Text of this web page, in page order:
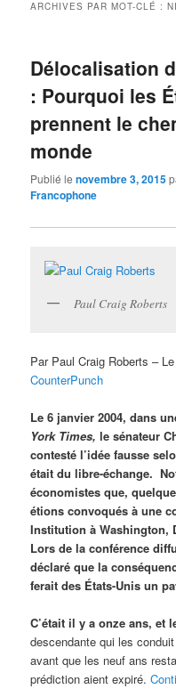
ARCHIVES PAR MOT-CLÉ :
Délocalisation
: Pourquoi les
prennent le
monde
Publié lenovembre 3, 2015
Francophone
Paul Craig Roberts
Par Paul Craig Roberts –
CounterPunch
Le 6 janvier 2004, dans
York Times,le sénateur
contesté l’idée fausse
était du libre-échange.
économistes que,
étions convoqués à une
Institution à Washington,
Lors de la conférence
déclaré que la
ferait des États-Unis un
C’était il y a onze ans, et
descendante qui les
avant que les neuf ans
prédiction aient expiré.